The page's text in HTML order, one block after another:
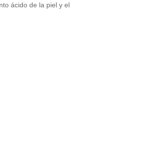
ácido de la piel y el